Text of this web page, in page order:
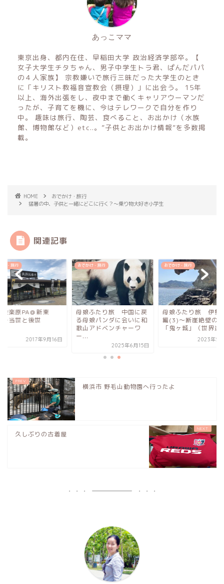
あっこママ
東京出身、都内在住、早稲田大学 政治経済学部卒。【
女子大学生チタちゃん、男子中学生トラ君、ぱんだパパ
の４人家族】 宗教嫌いで旅行三昧だった大学生のとき
に「キリスト教福音宣教会（摂理）」に出会う。 15年
以上、海外出張をし、夜中まで働くキャリアウーマンだ
ったが、子育てを機に、今はテレワークで自分を作り
中。 趣味は旅行、陶芸、食べること、お出かけ（水族
館、博物館など）etc..。”子供とお出かけ情報”を多数掲
載。
HOME
おでかけ・旅行
猛暑の中、子供と一緒にどこに行く？〜乗り物大好き小学生
関連記事
け・旅行
設楽原PA＠新東
当世と後世
2017年9月16日
おでかけ・旅行
母娘ふたり旅 中国に戻
る母娘パンダに会いに和
歌山アドベンチャーワ
ー...
2025年6月15日
おでかけ・旅行
母娘ふたり旅 伊勢
編(3)〜断崖絶壁の
「鬼ヶ城」（世界遺
2023年5
横浜市 野毛山動物園へ行ったよ
久しぶりの古着屋